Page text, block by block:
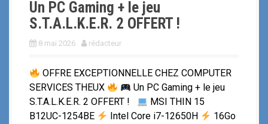
Un PC Gaming + le jeu
S.T.A.L.K.E.R. 2 OFFERT !
8 mai 2026 rédacteur
OFFRE EXCEPTIONNELLE CHEZ COMPUTER
SERVICES THEUX
Un PC Gaming + le jeu
S.T.A.L.K.E.R. 2 OFFERT !
MSI THIN 15
B12UC-1254BE
Intel Core i7-12650H
16Go